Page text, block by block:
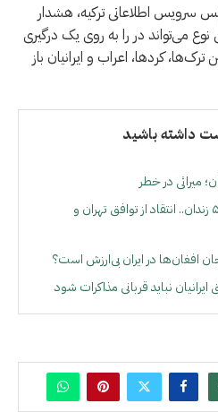
سرویس اطلاعاتی ترکیه، هشدار
می‌تواند در را به روی یک درگیری
کردها، اعراب و ایرانیان باز
داشته باشید
میراثی در خطر
تداوم کمپین نه به اعدامدر ۵۷ زندان.. انتقاد از توافق تهران و
افغان‌ها در ایران بی‌ارزش است؟
نباید قربانی مذاکرات شود